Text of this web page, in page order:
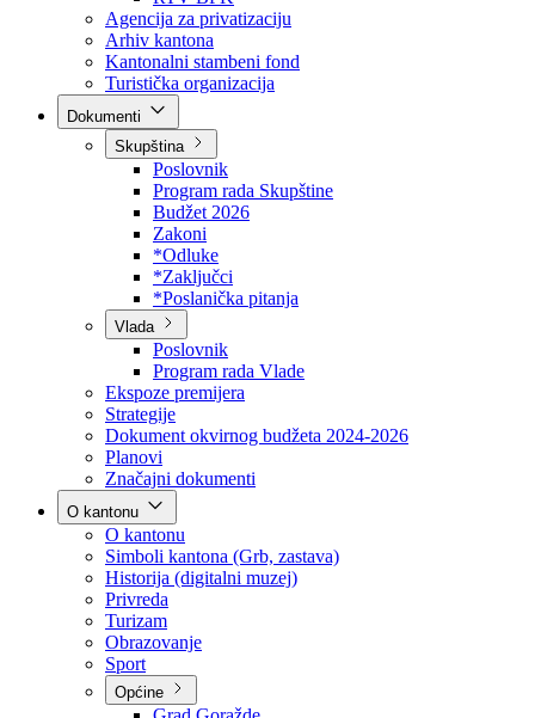
Javna preduzeća
BPK šume
RTV BPK
Agencija za privatizaciju
Arhiv kantona
Kantonalni stambeni fond
Turistička organizacija
Skupština
Poslovnik
Program rada Skupštine
Budžet 2026
Zakoni
*Odluke
*Zaključci
*Poslanička pitanja
Vlada
Poslovnik
Program rada Vlade
Ekspoze premijera
Strategije
Dokument okvirnog budžeta 2024-2026
Planovi
Značajni dokumenti
O kantonu
O kantonu
Simboli kantona (Grb, zastava)
Historija (digitalni muzej)
Privreda
Turizam
Obrazovanje